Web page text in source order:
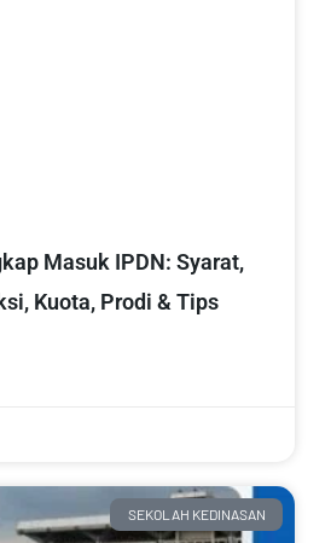
Masuk IPDN: Syarat,
Kuota, Prodi & Tips
SEKOLAH KEDINASAN